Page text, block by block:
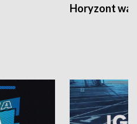
Horyzont